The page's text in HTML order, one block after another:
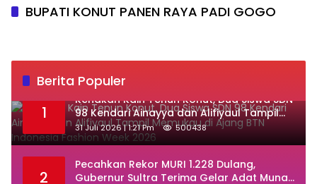
BUPATI KONUT PANEN RAYA PADI GOGO
Berita Populer
1
‎Kenakan Kain Tenun Konut, Dua Siswa SDN
98 Kendari Ainayya dan Alifiyaul Tampil
Memukau di Ajang BTN Indonesia Fashion
Week 2026
31 Juli 2026 | 1:21 Pm 500438
2
Pecahkan Rekor MURI 1.228 Dulang,
Gubernur Sultra Terima Gelar Adat Muna